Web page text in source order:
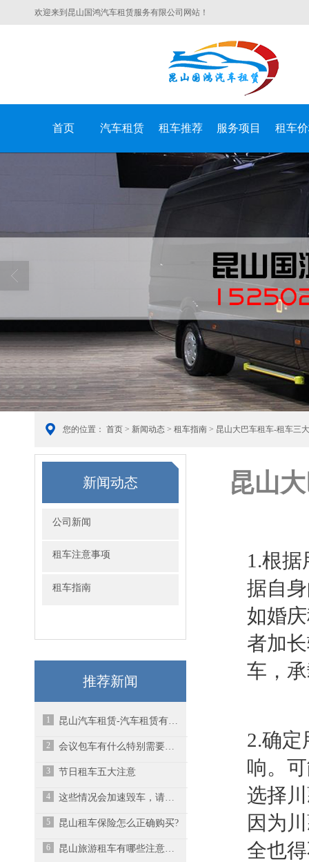
欢迎来到昆山国鸿汽车租赁服务有限公司网站！
昆山国鸿汽车租赁服务有限公司
首页 汽车租赁 租车推荐 服务项目 租车
您的位置： 首页 > 新闻动态 > 租车指南 > 昆山大巴车租车-租车三
新闻动态
公司新闻
租车注意事项
租车指南
推荐新闻
1 昆山汽车租赁-汽车租赁有哪些实用的小技巧？
2 会议包车有什么特别需要注意的？
3 节日租车五大注意
4 这些情况会加速毁车，请尽量避免
5 昆山租车保险怎么正确购买?
6 昆山旅游租车有哪些注意事项呢？
昆山
1.根
据自
如婚
者加
车，
2.确
响。
选择
因为
全也